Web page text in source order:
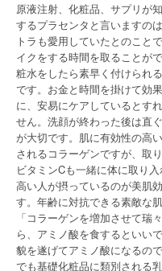
原液注射、化粧品、サプリが
するプラセンタと言いますの
トラも愛用していたとのこと
イクをする時間を取ることが
粧水をしたら素早く付けられ
です。お金と時間を掛けて効
に、安易にケアしているとす
せん。洗顔が終わった後は直
が大切です。肌に有効性の高
されるコラーゲンですが、取
ビタミンCも一緒に体に取り
高い人が摂っているのが美肌
す。年齢に対抗できる素敵な
「コラーゲンを増加させて瑞
ら、アミノ酸を食するといい
貌を遂げてアミノ酸になるの
でも基礎化粧品に類別される